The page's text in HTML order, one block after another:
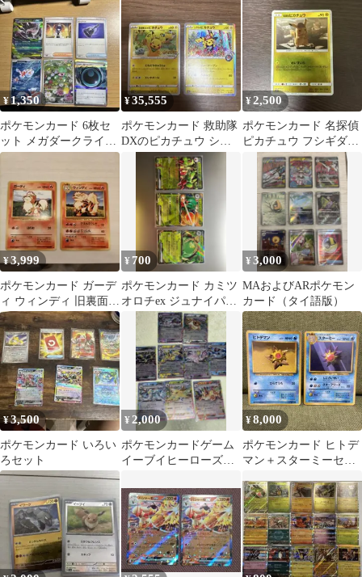
¥1,350
ポケモンカード 6枚セ
ット メガダークライex
他
¥35,555
ポケモンカード 救助隊
DXのピカチュウ シブ
ヤのピカチュウ プロモ
¥2,500
ポケモンカード 名探偵
ピカチュウ フシギダネ
セット
¥3,999
ポケモンカード ガーデ
ィ ウィンディ 旧裏面 2
枚セット
¥ 700
ポケモンカード カミツ
オロチex ジュナイパー
ex ヤバソチャex
¥3,000
MAおよびARポケモン
カード（タイ語版）
¥3,500
ポケモンカード いろい
ろセット
¥ 2,000
ポケモンカードゲーム
イーブイヒーローズ
¥8,000
ポケモンカード ヒトデ
マン＋スターミーセッ
し)